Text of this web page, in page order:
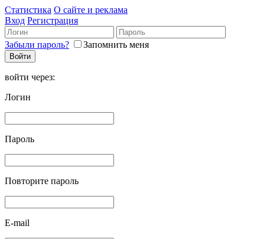
Статистика О сайте и реклама
Вход Регистрация
Забыли пароль? Запомнить меня
войти через:
Логин
Пароль
Повторите пароль
E-mail